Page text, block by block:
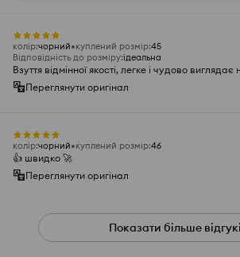
колір:чорний куплений розмір:45
Відповідність до розміру:ідеальна
Взуття відмінної якості, легке і чудово виглядає
Переглянути оригінал
колір:чорний куплений розмір:46
👍️ швидко 🚀
Переглянути оригінал
Показати більше